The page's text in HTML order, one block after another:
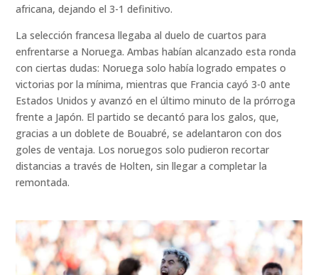
africana, dejando el 3-1 definitivo.
La selección francesa llegaba al duelo de cuartos para
enfrentarse a Noruega. Ambas habían alcanzado esta ronda
con ciertas dudas: Noruega solo había logrado empates o
victorias por la mínima, mientras que Francia cayó 3-0 ante
Estados Unidos y avanzó en el último minuto de la prórroga
frente a Japón. El partido se decantó para los galos, que,
gracias a un doblete de Bouabré, se adelantaron con dos
goles de ventaja. Los noruegos solo pudieron recortar
distancias a través de Holten, sin llegar a completar la
remontada.